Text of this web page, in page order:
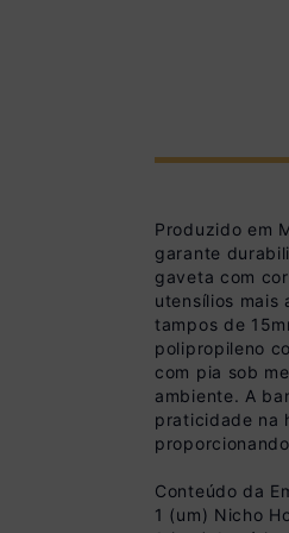
Produzido em
garante
gaveta com
utensílios mais
tampos de
polipropileno
com pia sob
ambiente. A
praticidade na
Conteúdo da
1 (um) Nicho